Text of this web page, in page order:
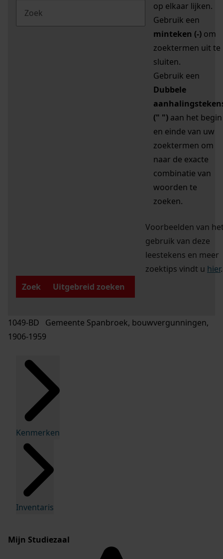
op elkaar lijken.
Gebruik een
minteken (-) om
zoektermen uit te
sluiten.
Gebruik een
Dubbele
(" ") aan het begin
en einde van uw
zoektermen om
naar de exacte
combinatie van
woorden te
zoeken.
Voorbeelden van
gebruik van deze
leestekens en meer
zoektips vindt u hier.
Zoek
Uitgebreid zoeken
1049-BD Gemeente Spanbroek, bouwvergunningen,
1906-1959
Kenmerken
Inventaris
Mijn Studiezaal